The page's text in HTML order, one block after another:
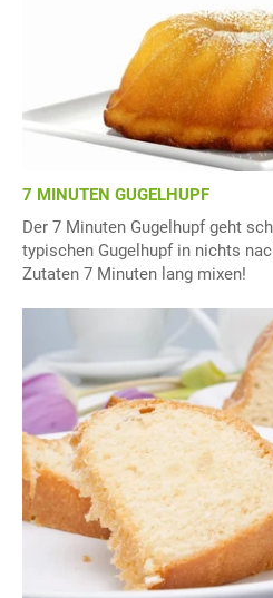
7 MINUTEN GUGELHUPF
Der 7 Minuten Gugelhupf geht
typischen Gugelhupf in nichts
Zutaten 7 Minuten lang mixen!